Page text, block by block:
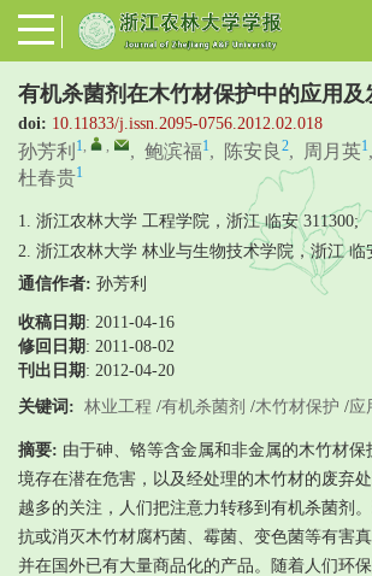
有机杀菌剂在木竹材保护中的应用及
doi: 10.11833/j.issn.2095-0756.2012.02.018
孙芳利 1, , , 鲍滨福1, 陈安良 2, 周月英1,
杜春贵1
1. 浙江农林大学 工程学院，浙江 临安 311300;
2. 浙江农林大学 林业与生物技术学院，浙江 临
通信作者: 孙芳利
收稿日期 : 2011-04-16
修回日期 : 2011-08-02
刊出日期 : 2012-04-20
关键词: 林业工程 /有机杀菌剂 /木竹材保护 /应
摘要: 由于砷、铬等含金属和非金属的木竹材保
境存在潜在危害，以及经处理的木竹材的废弃
越多的关注，人们把注意力转移到有机杀菌剂
抗或消灭木竹材腐朽菌、霉菌、变色菌等有害
并在国外已有大量商品化的产品。随着人们环